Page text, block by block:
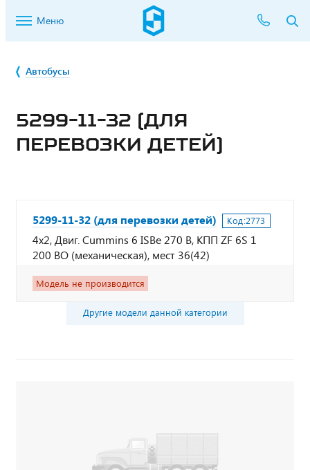
Меню
Автобусы
5299-11-32 (ДЛЯ
ПЕРЕВОЗКИ ДЕТЕЙ)
5299-11-32 (для перевозки детей) Код:2773
4х2, Двиг. Cummins 6 ISBe 270 B, КПП ZF 6S 1
200 BO (механическая), мест 36(42)
Модель не производится
Другие модели данной категории